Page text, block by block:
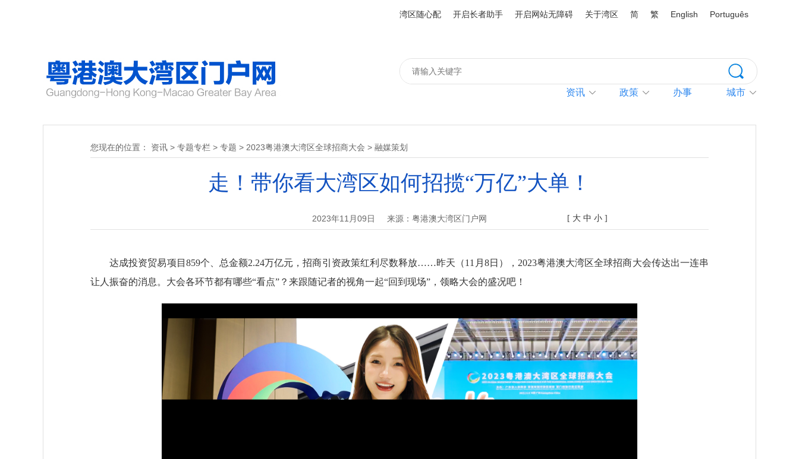
湾区随心配 开启长者助手 开启网站无障碍 关于湾区 简 繁 English Português
资讯 政策 办事 城市
您现在的位置： 资讯 > 专题专栏 > 专题 > 2023粤港澳大湾区全球招商大会 > 融媒策划
走！带你看大湾区如何招揽“万亿”大单！
2023年11月09日 来源：粤港澳大湾区门户网 [ 大 中 小 ]
达成投资贸易项目859个、总金额2.24万亿元，招商引资政策红利尽数释放……昨天（11月8日），2023粤港澳大湾区全球招商大会传达出一连串
让人振奋的消息。大会各环节都有哪些“看点”？来跟随记者的视角一起“回到现场”，领略大会的盛况吧！